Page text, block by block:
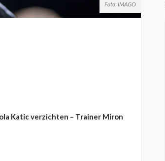
Foto: IMAGO
Katic verzichten – Trainer Miron